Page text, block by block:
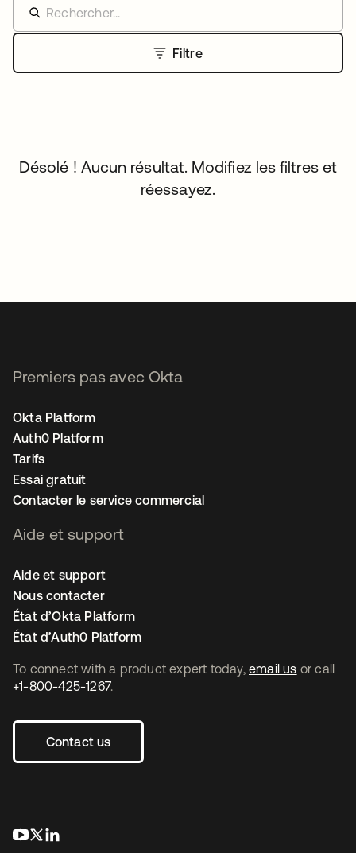
Filtre
Désolé ! Aucun résultat. Modifiez les filtres et
réessayez.
To connect with a product expert today, email us or call
+1-800-425-1267.
Contact us
s’ouvre dans un nouvel onglet
s’ouvre dans un nouvel onglet
Premiers pas avec Okta
Okta Platform
Auth0 Platform
Tarifs
Essai gratuit
Contacter le service commercial
Aide et support
Aide et support
Nous contacter
État d’Okta Platform
État d’Auth0 Platform